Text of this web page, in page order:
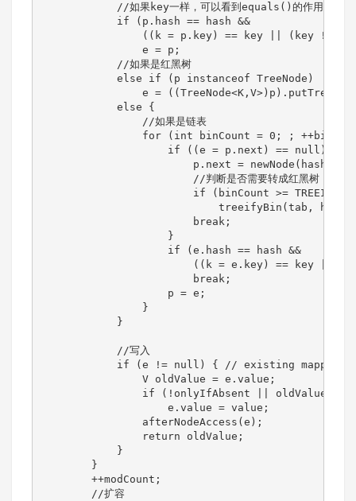
//如果key一样，可以看到equals()的作用是用来
            if (p.hash == hash &&
((k = p.key) == key || (key !=
                e = p;
            //如果是红黑树
            else if (p instanceof TreeNode)
e =
            else {
                //如果是链表
for (int binCount = 0; ;
                    if ((e = p.next) == null) {
p.next = newNode(hash,
                        //判断是否需要转成红黑树
if (binCount >=
treeifyBin(tab,
                        break;
                    }
                    if (e.hash == hash &&
((k = e.key) == key ||
                        break;
                    p = e;
                }
            }
            //写入
if (e != null) { // existing mapping
                V oldValue = e.value;
if (!onlyIfAbsent || oldValue ==
                    e.value = value;
                afterNodeAccess(e);
                return oldValue;
            }
        }
        ++modCount;
        //扩容